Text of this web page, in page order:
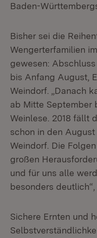
Baden-
Bisher sei die
Wengerterfamilien
gewesen:
bis Anfang August,
Weindorf. „Danach
ab Mitte September
Weinlese. 2018 fällt
schon in den
Weindorf. Die
großen
und für uns alle
besonders
Sichere Ernten und